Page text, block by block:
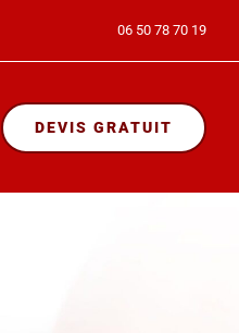
06 50 78 70 19
DEVIS GRATUIT